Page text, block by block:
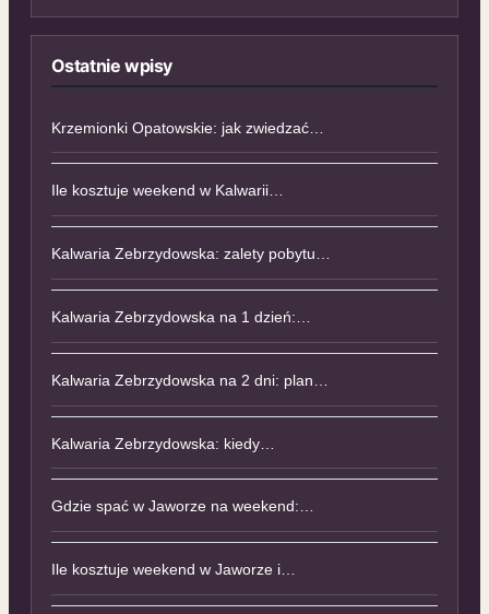
Ostatnie wpisy
Krzemionki Opatowskie: jak zwiedzać…
Ile kosztuje weekend w Kalwarii…
Kalwaria Zebrzydowska: zalety pobytu…
Kalwaria Zebrzydowska na 1 dzień:…
Kalwaria Zebrzydowska na 2 dni: plan…
Kalwaria Zebrzydowska: kiedy…
Gdzie spać w Jaworze na weekend:…
Ile kosztuje weekend w Jaworze i…